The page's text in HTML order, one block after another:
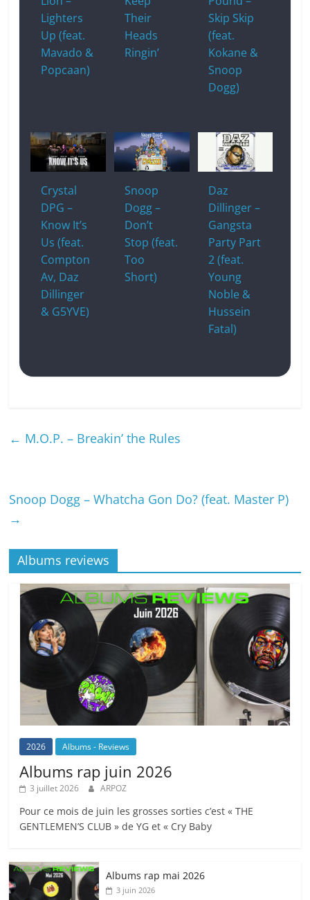
Lighters
Up (feat.
Mavado &
Popcaan)
Their
Heads
Ringin’
Skip Skip
(feat.
Kokane &
Snoop
Dogg)
Crystal
DPG –
Know It’s
Us (feat.
Compton
Av, Daz
Dillinger
& G5YVE)
Snoop
Dogg –
Don’t
Stop (feat.
Too
Short)
Daz
Dillinger –
Gangsta
Party Part
2 (feat.
Young
Noble &
Hussein
Fatal)
← M.O.P. – Breakin’ the Rules
Snoop Dogg – Whatcha Gon Do? (feat. Master P)
→
Albums reviews
2026 Albums - Reviews
Albums rap juin 2026
3 juillet 2026 ARPOZ
Pour ce mois de juin les grosses sorties c’est « THE
GENTLEMEN’S CLUB » de YG et « Cry Baby
Albums rap mai 2026
3 juin 2026